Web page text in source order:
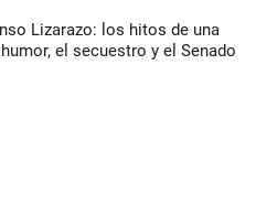
Lizarazo: los hitos de una
el secuestro y el Senado